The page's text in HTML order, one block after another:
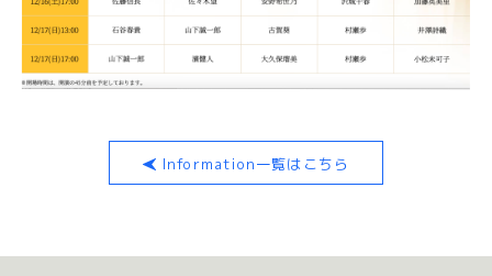
Information一覧はこちら